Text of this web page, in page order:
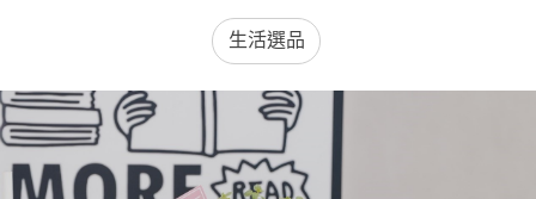
生活選品